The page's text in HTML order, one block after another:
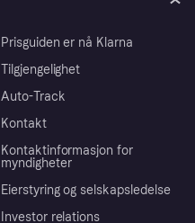
Prisguiden er nå Klarna
Tilgjengelighet
Auto-Track
Kontakt
Kontaktinformasjon for
myndigheter
Eierstyring og selskapsledelse
Investor relations